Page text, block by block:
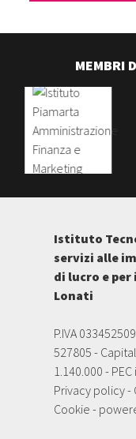
MEMBRI
Istituto
servizi alle
di lucro e per
Lonati
P.IVA
527805 -
1.140.000 - PEC
Privacy policy-
Cookie -